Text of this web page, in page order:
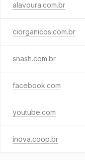
alavoura.com.br
ciorganicos.com.br
snash.com.br
facebook.com
youtube.com
inova.coop.br